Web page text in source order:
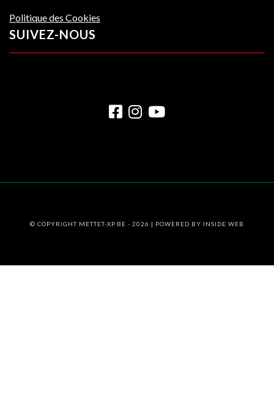
Politique des Cookies
SUIVEZ-NOUS
© COPYRIGHT METTET-XP.BE - 2026 | POWERED BY INSIDE WEB